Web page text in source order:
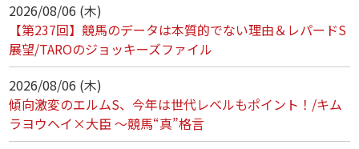
2026/08/06 (木)
【第237回】競馬のデータは本質的でない理由＆レパードS
展望/TAROのジョッキーズファイル
2026/08/06 (木)
傾向激変のエルムS、今年は世代レベルもポイント！/キム
ラヨウヘイ×大臣 ～競馬“真”格言